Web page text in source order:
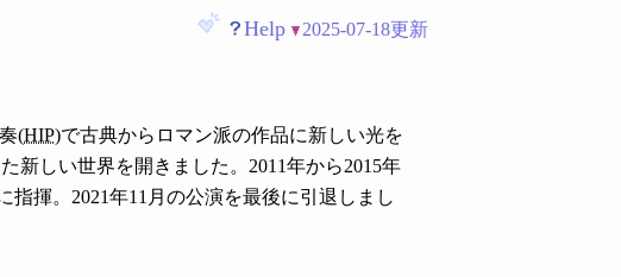
Help 2025-07-18更新
(HIP)で古典からロマン派の作品に新しい光を
新しい世界を開きました。2011年から2015年
揮。2021年11月の公演を最後に引退しまし